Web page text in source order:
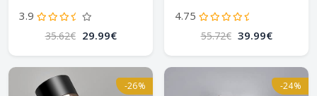
3.9
35.62€ 29.99€
4.75
55.72€ 39.99€
-26% -24%